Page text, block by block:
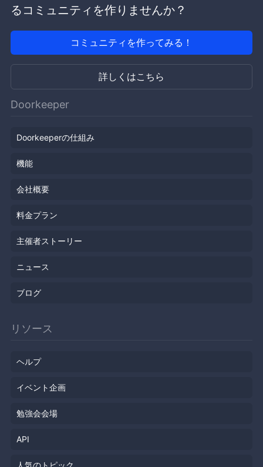
るコミュニティを作りませんか？
コミュニティを作ってみる！
詳しくはこちら
Doorkeeper
Doorkeeperの仕組み
機能
会社概要
料金プラン
主催者ストーリー
ニュース
ブログ
リソース
ヘルプ
イベント企画
勉強会会場
API